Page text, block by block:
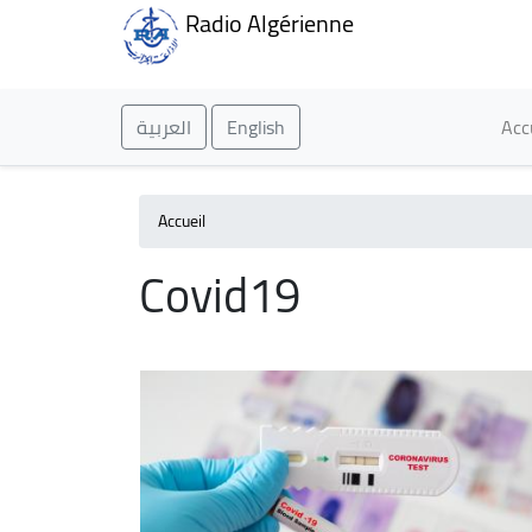
Radio Algérienne
العربية English
Accueil
Covid19